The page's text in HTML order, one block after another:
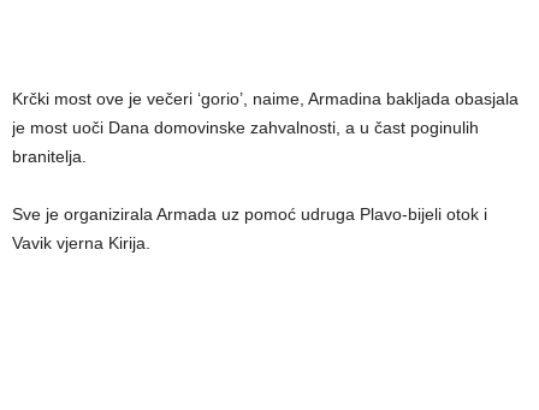
Krčki most ove je večeri ‘gorio’, naime, Armadina bakljada obasjala
je most uoči Dana domovinske zahvalnosti, a u čast poginulih
branitelja.
Sve je organizirala Armada uz pomoć udruga Plavo-bijeli otok i
Vavik vjerna Kirija.